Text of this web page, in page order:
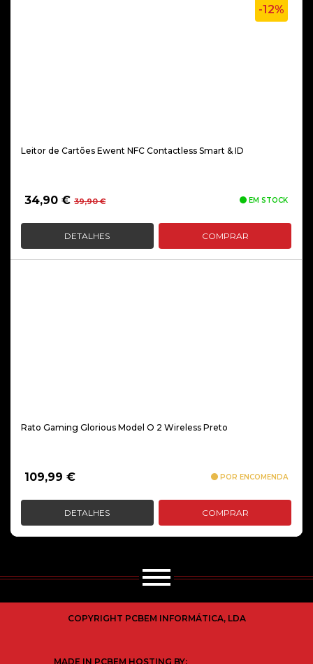
-12%
Leitor de Cartões Ewent NFC Contactless Smart & ID
39,90€O
original
era:
34,90 €
O
atual
é:
EM STOCK
DETALHES COMPRAR
Rato Gaming Glorious Model O 2 Wireless Preto
109,99 € POR ENCOMENDA
DETALHES COMPRAR
COPYRIGHT PCBEM INFORMÁTICA, LDA
MADE IN PCBEM HOSTING BY: